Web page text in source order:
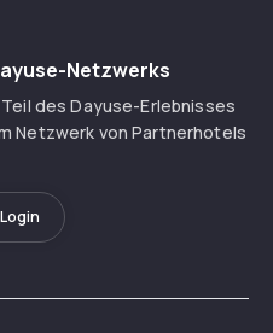
Netzwerks
des Dayuse-Erlebnisses
Netzwerk von Partnerhotels